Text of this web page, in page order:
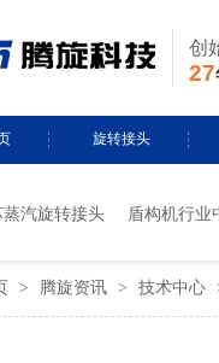
创
27
旋转接头
水用旋转接头
导热油旋转接头
汽旋转接头 盾构机行业
> 腾旋资讯 > 技术中心